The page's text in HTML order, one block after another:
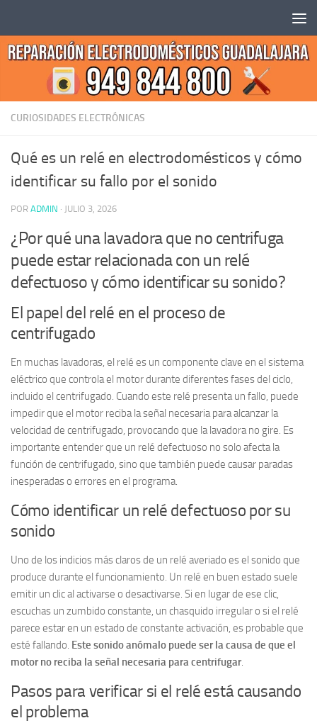
CURIOSIDADES ELECTRÓNICAS
Qué es un relé en electrodomésticos y cómo
identificar su fallo por el sonido
POR ADMIN · JULIO 3, 2026
¿Por qué una lavadora que no centrifuga
puede estar relacionada con un relé
defectuoso y cómo identificar su sonido?
El papel del relé en el proceso de
centrifugado
En muchas lavadoras, el relé es un componente clave en el sistema
eléctrico que controla el motor durante diferentes fases del ciclo,
incluido el centrifugado. Cuando este relé presenta un fallo, puede
impedir que el motor reciba la señal necesaria para alcanzar la
velocidad de centrifugado, provocando que la lavadora no gire. Es
importante entender que un relé defectuoso no solo afecta la
función de centrifugado, sino que también puede causar paradas
inesperadas o errores en el programa.
Cómo identificar un relé defectuoso por su
sonido
Uno de los indicios más claros de un relé averiado es el sonido que
produce durante el funcionamiento. Un relé en buen estado suele
emitir un clic al activarse o desactivarse. Si en lugar de ese clic,
escuchas un zumbido constante, un chasquido irregular o si el relé
parece estar en un estado de constante activación, es probable que
esté fallando. Este sonido anómalo puede ser la causa de que el
motor no reciba la señal necesaria para centrifugar.
Pasos para verificar si el relé está causando
el problema